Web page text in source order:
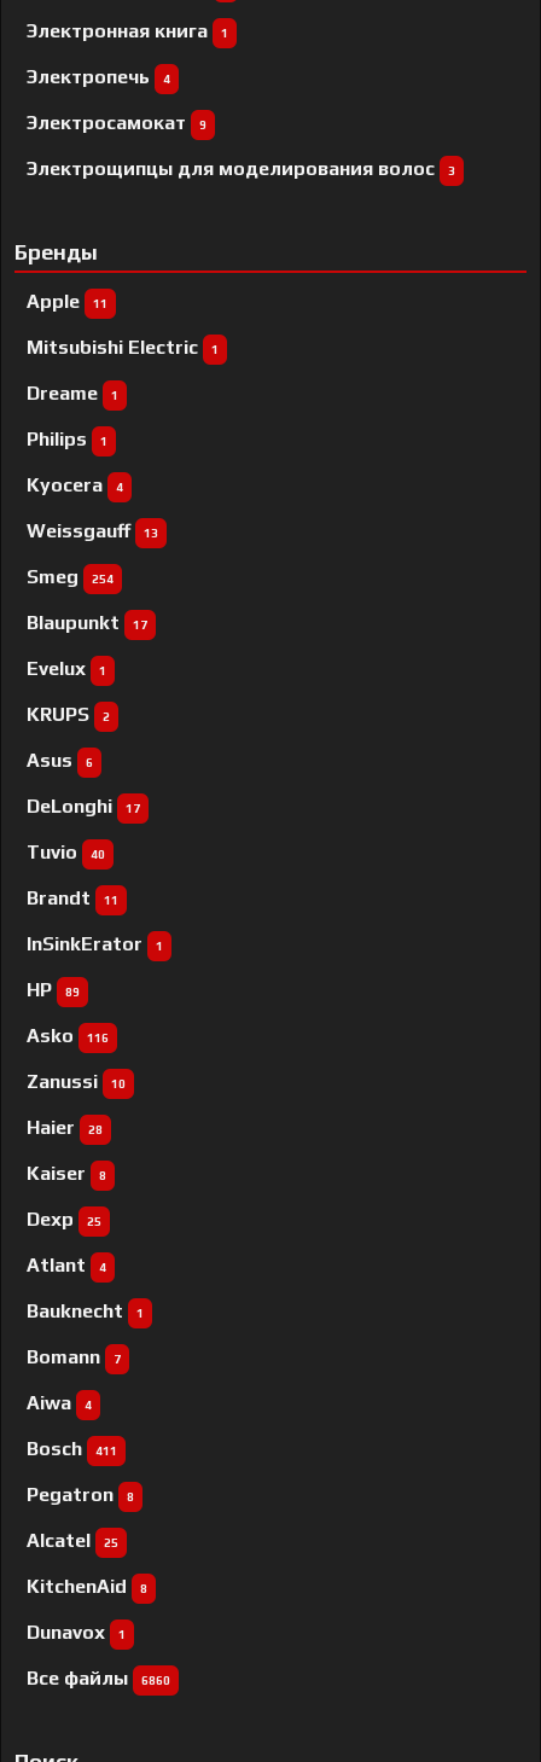
Электронная книга 1
Электропечь 4
Электросамокат 9
Электрощипцы для моделирования волос 3
Бренды
Apple 11
Mitsubishi Electric 1
Dreame 1
Philips 1
Kyocera 4
Weissgauff 13
Smeg 254
Blaupunkt 17
Evelux 1
KRUPS 2
Asus 6
DeLonghi 17
Tuvio 40
Brandt 11
InSinkErator 1
HP 89
Asko 116
Zanussi 10
Haier 28
Kaiser 8
Dexp 25
Atlant 4
Bauknecht 1
Bomann 7
Aiwa 4
Bosch 411
Pegatron 8
Alcatel 25
KitchenAid 8
Dunavox 1
Все файлы 6860